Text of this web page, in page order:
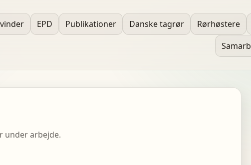
EPD Publikationer Danske tagrør Rørhøstere
under arbejde.